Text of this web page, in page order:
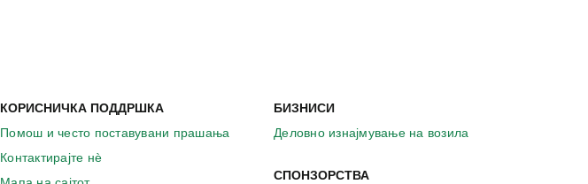
КОРИСНИЧКА ПОДДРШКА
Помош и често поставувани прашања
Контактирајте нѐ
БИЗНИСИ
Деловно изнајмување на возила
СПОНЗОРСТВА